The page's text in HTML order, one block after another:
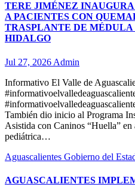
TERE JIMÉNEZ
A PACIENTES CON
TRASPLANTE DE MÉDULA
HIDALGO
Jul 27, 2026 Admin
Informativo El Valle de
También dio inicio al Programa
Asistida con Caninos “Huella”
pediátrica…
Aguascalientes Gobierno del
AGUASCALIENTES